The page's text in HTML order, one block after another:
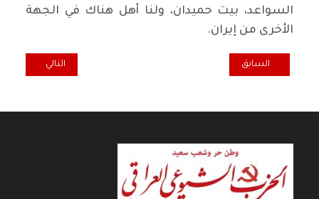
السواعد، بيت حميدان، ولنا أهل هناك في الجهة
الأخرى من إيران.
المقال السابق: قائد الحزب الشيوعي الاسرائيلي : "اسرائيل تعتمد
السابق المقال التالي:
التالي